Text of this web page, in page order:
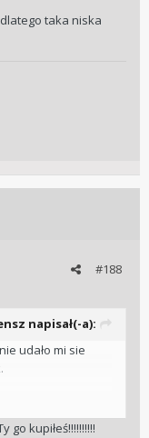
taka niska
#188
napisał(-a):
udało mi sie
stanie,, ten
go kupiłeś!!!!!!!!!!